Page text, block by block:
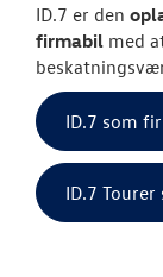
ID.7 er den
firmabil med
ID.7 som
ID.7